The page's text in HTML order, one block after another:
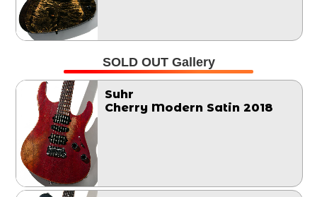
SOLD OUT Gallery
Suhr
Cherry Modern Satin 2018